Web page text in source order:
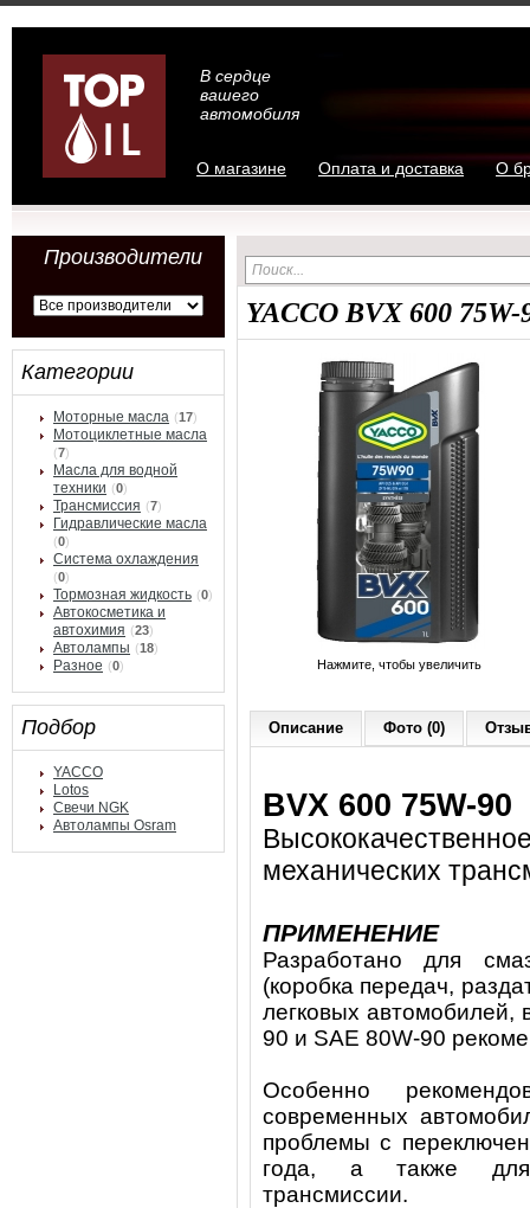
В сердце
вашего
автомобиля
О магазине Оплата и доставка О
Производители
Категории
Моторные масла (17)
Мотоциклетные масла
(7)
Масла для водной
техники (0)
Трансмиссия (7)
Гидравлические масла
(0)
Система охлаждения
(0)
Тормозная жидкость (0)
Автокосметика и
автохимия (23)
Автолампы (18)
Разное (0)
Подбор
YACCO
Lotos
Свечи NGK
Автолампы Osram
YACCO BVX 600 75W-
Нажмите, чтобы увеличить
Описание Фото (0)
BVX 600 75W-90
механических
ПРИМЕНЕНИЕ
Разработано для
(коробка передач,
легковых автомобилей,
90 и SAE 80W-90
Особенно
современных
проблемы с
года, а также
трансмиссии.